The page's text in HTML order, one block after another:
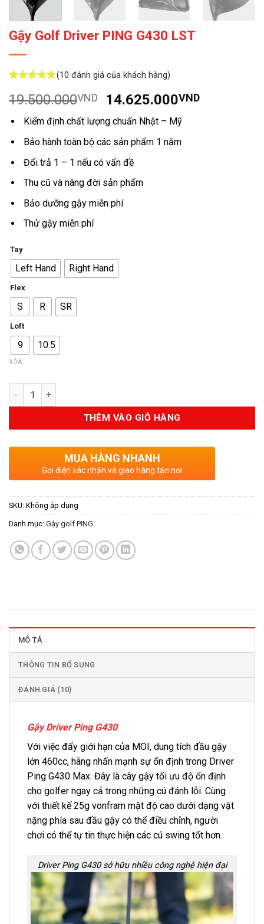
Gậy Golf Driver PING G430 LST
dựa trên
đánh giá
(10 đánh giá của khách hàng)
19.500.000VND
Giá
gốc
là:
19.500.000VND.
14.625.000VNDGiá
Kiểm định chất lượng chuẩn Nhật – Mỹ
Bảo hành toàn bộ các sản phẩm 1 năm
Đổi trả 1 – 1 nếu có vấn đề
Thu cũ và nâng đời sản phẩm
Bảo dưỡng gậy miễn phí
Thử gậy miễn phí
Tay
Left Hand Right Hand
Flex
S R SR
Loft
9 10.5
XÓA
Số lượng
THÊM VÀO GIỎ HÀNG
MUA HÀNG NHANH
Gọi điện xác nhận và giao hàng tận nơi
SKU: Không áp dụng
Danh mục: Gậy golf PING
MÔ TẢ
THÔNG TIN BỔ SUNG
ĐÁNH GIÁ (10)
Gậy Driver Ping G430
Với việc đẩy giới hạn của MOI, dung tích đầu gậy
lớn 460cc, hãng nhấn mạnh sự ổn định trong Driver
Ping G430 Max. Đây là cây gậy tối ưu độ ổn định
cho golfer ngay cả trong những cú đánh lỗi. Cùng
với thiết kế 25g vonfram mật độ cao dưới dạng vật
nặng phía sau đầu gậy có thể điều chỉnh, người
chơi có thể tự tin thực hiện các cú swing tốt hơn.
Driver Ping G430 sở hữu nhiều công nghệ hiện đại